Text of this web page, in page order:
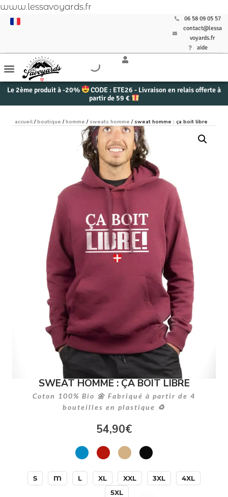
www.lessavoyards.fr
06 58 09 05 57
contact@lessa
voyards.fr
aide
Le 2ème produit à -20%
CODE : ETE26 - Livraison en relais offerte à
partir de 59 €
accueil / boutique / homme / sweats homme / sweat homme : ça boit libre
SWEAT HOMME : ÇA BOIT LIBRE
Coton 100% Bio 🌼 Fabriqué à partir de 4
bouteilles en plastique ♻
54,90€
S M L XL XXL 3XL
4XL
5XL